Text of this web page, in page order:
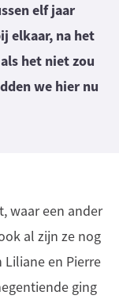
elf jaar
elkaar, na het
het niet zou
we hier nu
waar een ander
al zijn ze nog
Liliane en Pierre
ging